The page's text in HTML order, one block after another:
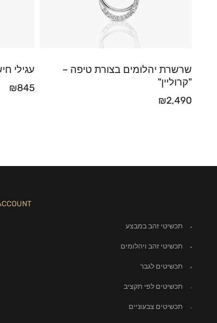
שרשרת יהלומים בצורת טיפה –
"קרוליין"
₪2,490
עגילי
₪845
תכשיטי זהב במבצע
תכשיטי זהב ויהלומים
תכשיטים לגבר
תכשיטים לפי תקציב
תכשיטים צבעוניים